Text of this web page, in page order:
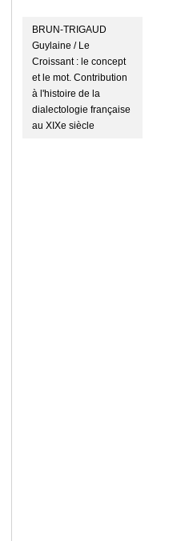
BRUN-TRIGAUD
Guylaine / Le
Croissant : le concept
et le mot. Contribution
à l'histoire de la
dialectologie française
au XIXe siècle